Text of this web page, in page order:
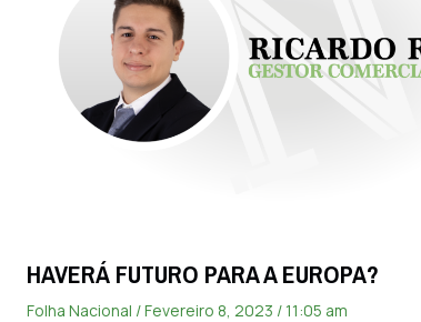
HAVERÁ FUTURO PARA A EUROPA?
Folha Nacional Fevereiro 8, 2023 11:05 am